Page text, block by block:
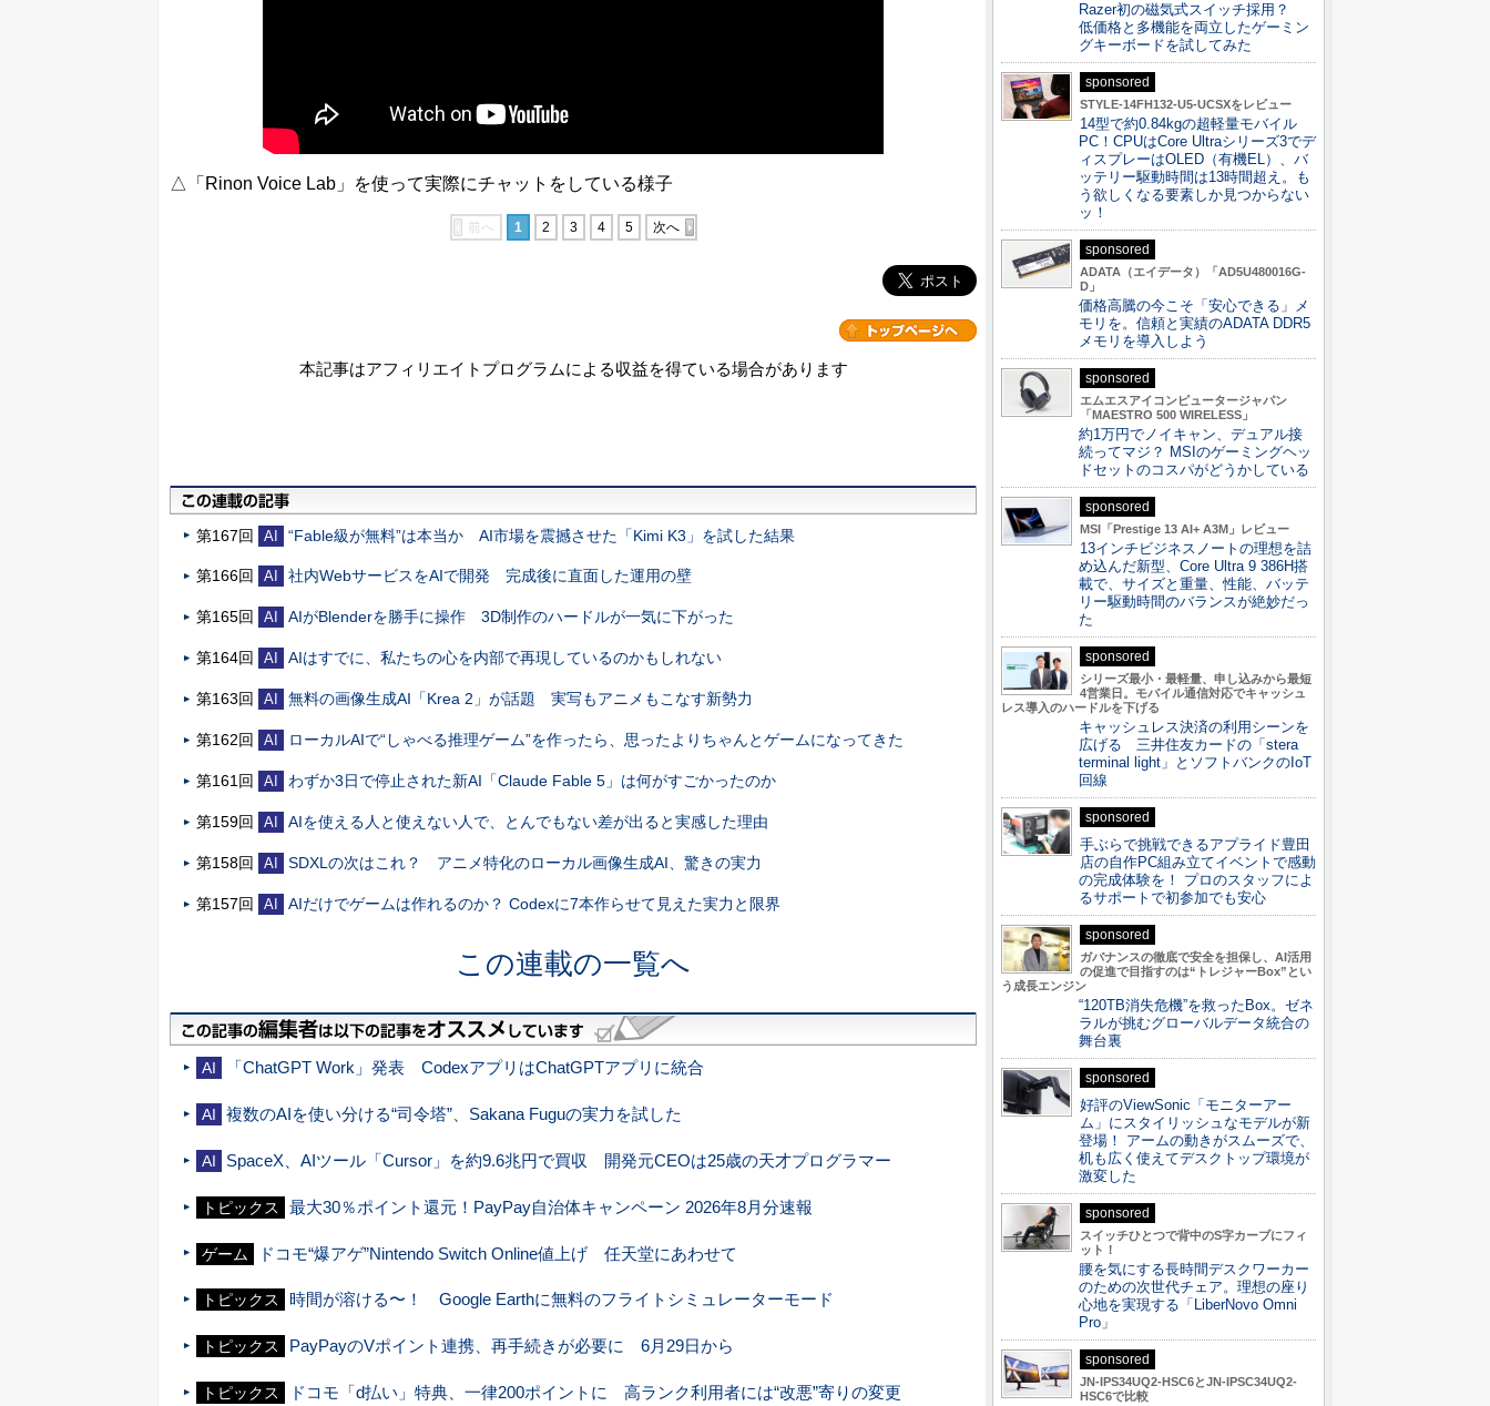
△「Rinon Voice Lab」を使って実際にチャットをしている様子
前へ 1 2 3 4 5 次へ
本記事はアフィリエイトプログラムによる収益を得ている場合があります
第167回 AI “Fable級が無料”は本当か AI市場を震撼させた「Kimi K3」を試した結果
第166回 AI 社内WebサービスをAIで開発 完成後に直面した運用の壁
第165回 AI AIがBlenderを勝手に操作 3D制作のハードルが一気に下がった
第164回 AI AIはすでに、私たちの心を内部で再現しているのかもしれない
第163回 AI 無料の画像生成AI「Krea 2」が話題 実写もアニメもこなす新勢力
第162回 AI ローカルAIで“しゃべる推理ゲーム”を作ったら、思ったよりちゃんとゲームになってきた
第161回 AI わずか3日で停止された新AI「Claude Fable 5」は何がすごかったのか
第159回 AI AIを使える人と使えない人で、とんでもない差が出ると実感した理由
第158回 AI SDXLの次はこれ？ アニメ特化のローカル画像生成AI、驚きの実力
第157回 AI AIだけでゲームは作れるのか？ Codexに7本作らせて見えた実力と限界
この連載の一覧へ
AI 「ChatGPT Work」発表 CodexアプリはChatGPTアプリに統合
AI 複数のAIを使い分ける“司令塔”、Sakana Fuguの実力を試した
AI SpaceX、AIツール「Cursor」を約9.6兆円で買収 開発元CEOは25歳の天才プログラマー
トピックス 最大30％ポイント還元！PayPay自治体キャンペーン 2026年8月分速報
ゲーム ドコモ“爆アゲ”Nintendo Switch Online値上げ 任天堂にあわせて
トピックス 時間が溶ける〜！ Google Earthに無料のフライトシミュレーターモード
トピックス PayPayのVポイント連携、再手続きが必要に 6月29日から
トピックス ドコモ「d払い」特典、一律200ポイントに 高ランク利用者には“改悪”寄りの変更
Razer初の磁気式スイッチ採用？
低価格と多機能を両立したゲーミン
グキーボードを試してみた
sponsored
STYLE-14FH132-U5-UCSXをレビュー
14型で約0.84kgの超軽量モバイル
PC！CPUはCore Ultraシリーズ3でデ
ィスプレーはOLED（有機EL）、バ
ッテリー駆動時間は13時間超え。も
う欲しくなる要素しか見つからない
ッ！
sponsored
ADATA（エイデータ）「AD5U480016G-
D」
価格高騰の今こそ「安心できる」メ
モリを。信頼と実績のADATA DDR5
メモリを導入しよう
sponsored
エムエスアイコンピュータージャパン
「MAESTRO 500 WIRELESS」
約1万円でノイキャン、デュアル接
続ってマジ？ MSIのゲーミングヘッ
ドセットのコスパがどうかしている
sponsored
MSI「Prestige 13 AI+ A3M」レビュー
13インチビジネスノートの理想を詰
め込んだ新型、Core Ultra 9 386H搭
載で、サイズと重量、性能、バッテ
リー駆動時間のバランスが絶妙だっ
た
sponsored
シリーズ最小・最軽量、申し込みから最短
4営業日。モバイル通信対応でキャッシュ
レス導入のハードルを下げる
キャッシュレス決済の利用シーンを
広げる 三井住友カードの「stera
terminal light」とソフトバンクのIoT
回線
sponsored
手ぶらで挑戦できるアプライド豊田
店の自作PC組み立てイベントで感動
の完成体験を！ プロのスタッフによ
るサポートで初参加でも安心
sponsored
ガバナンスの徹底で安全を担保し、AI活用
の促進で目指すのは“トレジャーBox”とい
う成長エンジン
“120TB消失危機”を救ったBox。ゼネ
ラルが挑むグローバルデータ統合の
舞台裏
sponsored
好評のViewSonic「モニターアー
ム」にスタイリッシュなモデルが新
登場！ アームの動きがスムーズで、
机も広く使えてデスクトップ環境が
激変した
sponsored
スイッチひとつで背中のS字カーブにフィ
ット！
腰を気にする長時間デスクワーカー
のための次世代チェア。理想の座り
心地を実現する「LiberNovo Omni
Pro」
sponsored
JN-IPS34UQ2-HSC6とJN-IPSC34UQ2-
HSC6で比較